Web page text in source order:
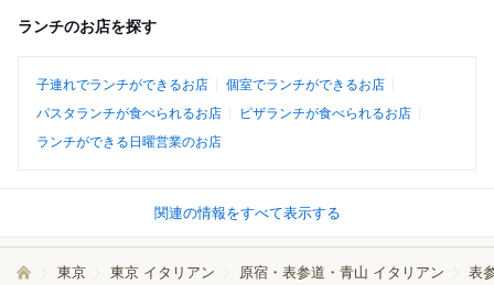
ランチのお店を探す
子連れでランチができるお店
個室でランチができるお店
パスタランチが食べられるお店
ピザランチが食べられるお店
ランチができる日曜営業のお店
関連の情報をすべて表示する
東京 東京 イタリアン 原宿・表参道・青山 イタリアン 表